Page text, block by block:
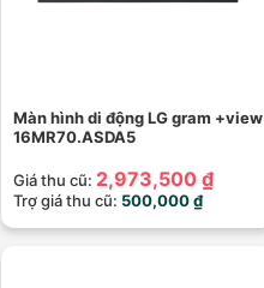
Màn hình di động LG gram +view
16MR70.ASDA5
Giá thu cũ: 2,973,500 ₫
Trợ giá thu cũ: 500,000 ₫